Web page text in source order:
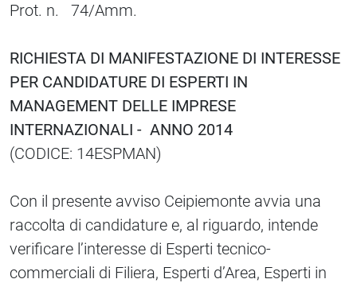
Prot. n. 74/Amm.
RICHIESTA DI MANIFESTAZIONE DI INTERESSE
PER CANDIDATURE DI ESPERTI IN
MANAGEMENT DELLE IMPRESE
INTERNAZIONALI - ANNO 2014
(CODICE: 14ESPMAN)
Con il presente avviso Ceipiemonte avvia una
raccolta di candidature e, al riguardo, intende
verificare l’interesse di Esperti tecnico-
commerciali di Filiera, Esperti d’Area, Esperti in